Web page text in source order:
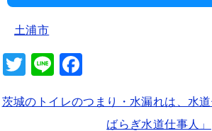
土浦市
T
tt
Li
e c
茨城のトイレのつまり・水漏れは、水
ばらぎ水道仕事人」